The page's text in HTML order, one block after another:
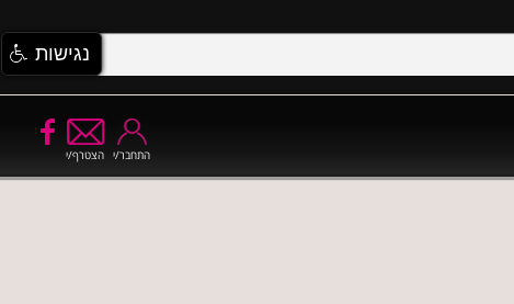
הצטרף/י התחבר/י
נגישות